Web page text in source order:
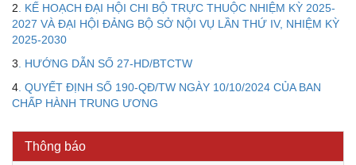
2 . KẾ HOẠCH ĐẠI HỘI CHI BỘ TRỰC THUỘC NHIỆM KỲ 2025-
2027 VÀ ĐẠI HỘI ĐẢNG BỘ SỞ NỘI VỤ LẦN THỨ IV, NHIỆM KỲ
2025-2030
3 . HƯỚNG DẪN SỐ 27-HD/BTCTW
4 . QUYẾT ĐỊNH SỐ 190-QĐ/TW NGÀY 10/10/2024 CỦA BAN
CHẤP HÀNH TRUNG ƯƠNG
Thông báo
Kế hoạch Kiểm tra, sát hạch để tiếp nhận vào làm công
chức tỉnh Đắk Lắk năm 2026
công chức để xử lý, khắc phục theo Kết luận số 232-
KL/TW ngày 08/01/2026 của Ban Bí thư